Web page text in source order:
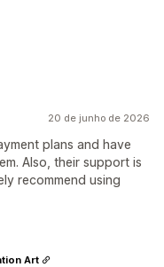
20 de junho de 2026
plans and have
Also, their support is
recommend using
Art